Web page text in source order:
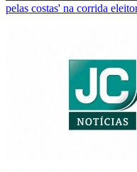
pelas costas' na corrida